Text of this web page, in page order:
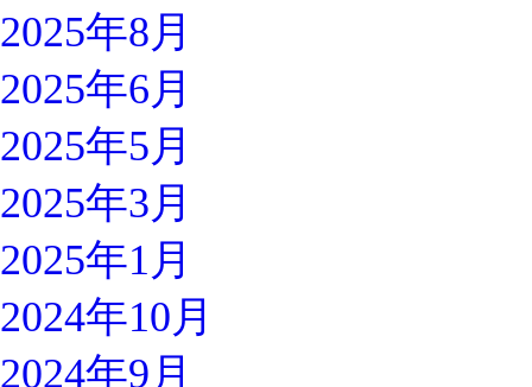
2025年8月
2025年6月
2025年5月
2025年3月
2025年1月
2024年10月
2024年9月